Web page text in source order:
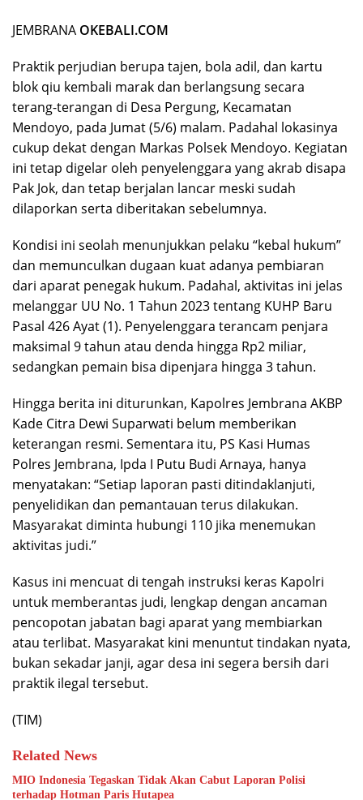
JEMBRANA OKEBALI.COM
Praktik perjudian berupa tajen, bola adil, dan kartu
blok qiu kembali marak dan berlangsung secara
terang-terangan di Desa Pergung, Kecamatan
Mendoyo, pada Jumat (5/6) malam. Padahal lokasinya
cukup dekat dengan Markas Polsek Mendoyo. Kegiatan
ini tetap digelar oleh penyelenggara yang akrab disapa
Pak Jok, dan tetap berjalan lancar meski sudah
dilaporkan serta diberitakan sebelumnya.
Kondisi ini seolah menunjukkan pelaku “kebal hukum”
dan memunculkan dugaan kuat adanya pembiaran
dari aparat penegak hukum. Padahal, aktivitas ini jelas
melanggar UU No. 1 Tahun 2023 tentang KUHP Baru
Pasal 426 Ayat (1). Penyelenggara terancam penjara
maksimal 9 tahun atau denda hingga Rp2 miliar,
sedangkan pemain bisa dipenjara hingga 3 tahun.
Hingga berita ini diturunkan, Kapolres Jembrana AKBP
Kade Citra Dewi Suparwati belum memberikan
keterangan resmi. Sementara itu, PS Kasi Humas
Polres Jembrana, Ipda I Putu Budi Arnaya, hanya
menyatakan: “Setiap laporan pasti ditindaklanjuti,
penyelidikan dan pemantauan terus dilakukan.
Masyarakat diminta hubungi 110 jika menemukan
aktivitas judi.”
Kasus ini mencuat di tengah instruksi keras Kapolri
untuk memberantas judi, lengkap dengan ancaman
pencopotan jabatan bagi aparat yang membiarkan
atau terlibat. Masyarakat kini menuntut tindakan nyata,
bukan sekadar janji, agar desa ini segera bersih dari
praktik ilegal tersebut.
(TIM)
Related News
MIO Indonesia Tegaskan Tidak Akan Cabut Laporan Polisi
terhadap Hotman Paris Hutapea